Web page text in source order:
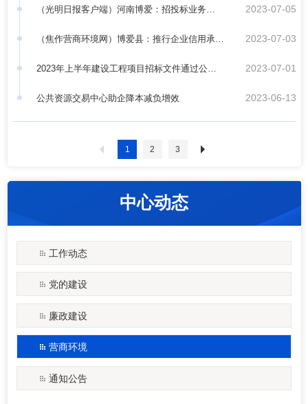
营商环境座谈会
（光明日报客户端）河南博爱：招投标业务
由“日”到“时”
2023-07-05
（焦作营商环境网）博爱县：推行企业信用承诺
降低工程交易成本
2023-07-03
2023年上半年建设工程项目招标文件通过公平
竞争审查情况通报
2023-07-01
公共资源交易中心助企降本减负增效 2023-06-13
1 2 3
中心动态
工作动态
党的建设
廉政建设
营商环境
通知公告